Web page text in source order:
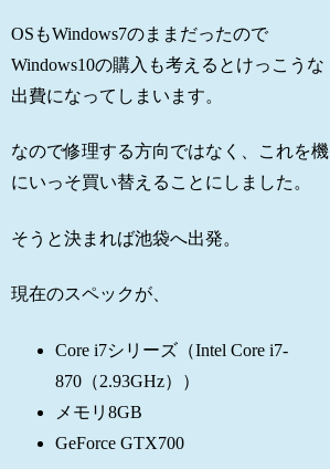
OSもWindows7のままだったので
Windows10の購入も考えるとけっこうな
出費になってしまいます。
なので修理する方向ではなく、これを機
にいっそ買い替えることにしました。
そうと決まれば池袋へ出発。
現在のスペックが、
Core i7シリーズ（Intel Core i7-
870（2.93GHz））
メモリ8GB
GeForce GTX700